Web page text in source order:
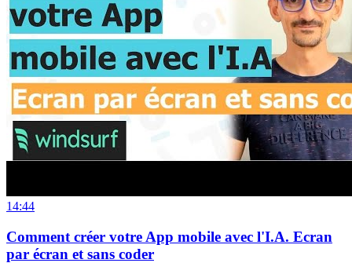
14:44
Comment créer votre App mobile avec l'I.A. Ecran
par écran et sans coder